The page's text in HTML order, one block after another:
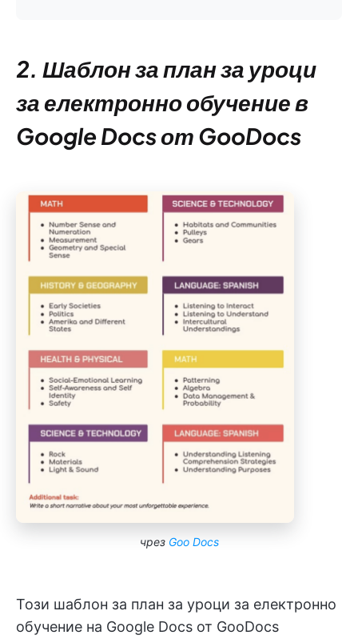
2. Шаблон за план за уроци
за електронно обучение в
Google Docs от GooDocs
чрез Goo Docs
Този шаблон за план за уроци за електронно
обучение на Google Docs от GooDocs